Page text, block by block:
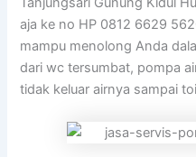
aja ke no HP 0812 6629
mampu menolong Anda
dari wc tersumbat, pompa
tidak keluar airnya sampai